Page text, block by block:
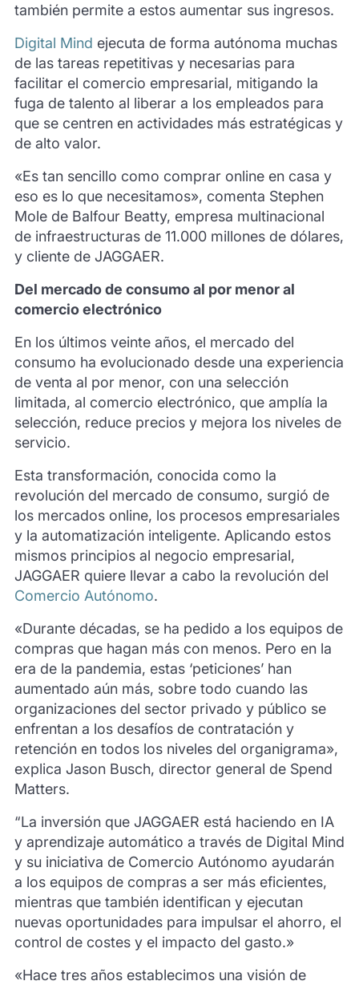
también permite a estos aumentar sus ingresos.
Digital Mind ejecuta de forma autónoma muchas
de las tareas repetitivas y necesarias para
facilitar el comercio empresarial, mitigando la
fuga de talento al liberar a los empleados para
que se centren en actividades más estratégicas y
de alto valor.
«Es tan sencillo como comprar online en casa y
eso es lo que necesitamos», comenta Stephen
Mole de Balfour Beatty, empresa multinacional
de infraestructuras de 11.000 millones de dólares,
y cliente de JAGGAER.
Del mercado de consumo al por menor al
comercio electrónico
En los últimos veinte años, el mercado del
consumo ha evolucionado desde una experiencia
de venta al por menor, con una selección
limitada, al comercio electrónico, que amplía la
selección, reduce precios y mejora los niveles de
servicio.
Esta transformación, conocida como la
revolución del mercado de consumo, surgió de
los mercados online, los procesos empresariales
y la automatización inteligente. Aplicando estos
mismos principios al negocio empresarial,
JAGGAER quiere llevar a cabo la revolución del
Comercio Autónomo.
«Durante décadas, se ha pedido a los equipos de
compras que hagan más con menos. Pero en la
era de la pandemia, estas ‘peticiones’ han
aumentado aún más, sobre todo cuando las
organizaciones del sector privado y público se
enfrentan a los desafíos de contratación y
retención en todos los niveles del organigrama»,
explica Jason Busch, director general de Spend
Matters.
“La inversión que JAGGAER está haciendo en IA
y aprendizaje automático a través de Digital Mind
y su iniciativa de Comercio Autónomo ayudarán
a los equipos de compras a ser más eficientes,
mientras que también identifican y ejecutan
nuevas oportunidades para impulsar el ahorro, el
control de costes y el impacto del gasto.»
«Hace tres años establecimos una visión de